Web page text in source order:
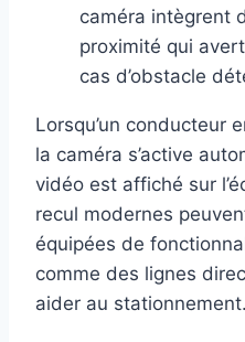
caméra intègrent
proximité qui
cas d’obstacle
Lorsqu’un conducteur
la caméra s’active
vidéo est affiché sur
recul modernes
équipées de
comme des lignes
aider au stationnement.